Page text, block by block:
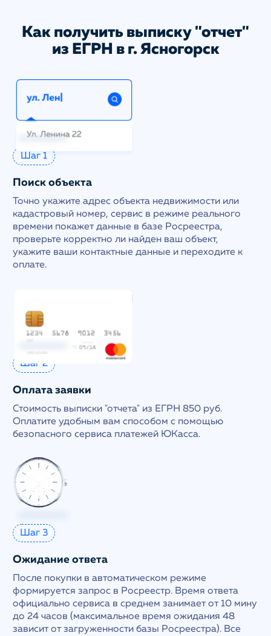
Как получить выписку "отчет"
из ЕГРН в г. Ясногорск
Шаг 1
Поиск объекта
Точно укажите адрес объекта недвижимости или
кадастровый номер, сервис в режиме реального
времени покажет данные в базе Росреестра,
проверьте корректно ли найден ваш объект,
укажите ваши контактные данные и переходите к
оплате.
Шаг 2
Оплата заявки
Стоимость выписки "отчета" из ЕГРН 850 руб.
Оплатите удобным вам способом с помощью
безопасного сервиса платежей ЮКасса.
Шаг 3
Ожидание ответа
После покупки в автоматическом режиме
формируется запрос в Росреестр. Время ответа
официально сервиса в среднем занимает от 10 мину
до 24 часов (максимальное время ожидания 48
зависит от загруженности базы Росреестра). Все